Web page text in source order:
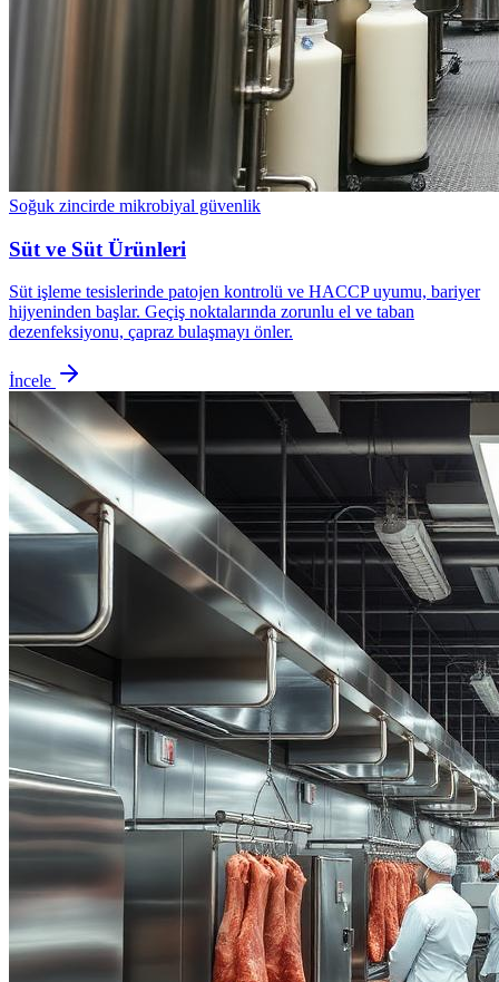
Soğuk zincirde mikrobiyal güvenlik
Süt ve Süt Ürünleri
Süt işleme tesislerinde patojen kontrolü ve HACCP uyumu, bariyer
hijyeninden başlar. Geçiş noktalarında zorunlu el ve taban
dezenfeksiyonu, çapraz bulaşmayı önler.
İncele